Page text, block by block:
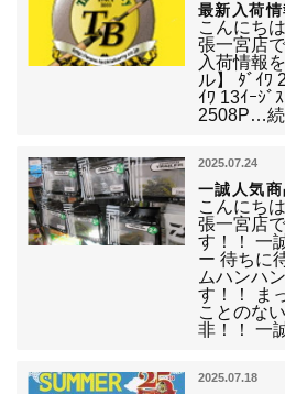
最新入荷情
こんにち
張一宮店
入荷情報
ル】 ﾀﾞｲﾜ
ｲﾜ 13ｲｰｼﾞ
2508P…続
2025.07.24
一誠人気商
こんにち
張一宮店
す！！ 一
ー 待ちに
ムハンハ
す！！ ま
ことのな
非！！ 一
2025.07.18